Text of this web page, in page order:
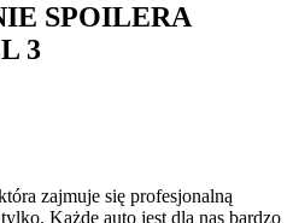
SPOILERA
3
zajmuje się profesjonalną
Każde auto jest dla nas bardzo